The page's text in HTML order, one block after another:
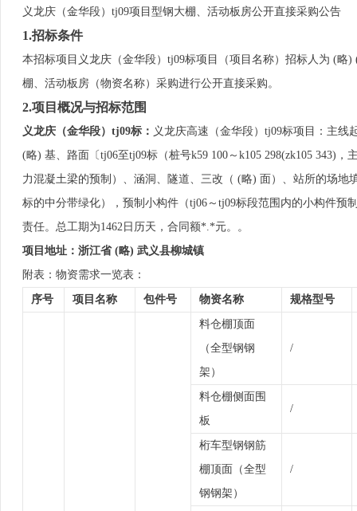
义龙庆（金华段）tj09项目型钢大棚、活动板房公开直接采购公告
1.招标条件
本招标项目义龙庆（金华段）tj09标项目（项目名称）招标人为 (
棚、活动板房（物资名称）采购进行公开直接采购。
2.项目概况与招标范围
义龙庆（金华段）tj09标 ： 义龙庆高速（金华段）tj09标项目：主线
(略) 基、路面〔tj06至tj09标（桩号k59 100～k105 298(zk105 343)
力混凝土梁的预制）、涵洞、隧道、三改（ (略) 面）、站所的场
标的中分带绿化），预制小构件（tj06～tj09标段范围内的小构件
责任。总工期为1462日历天，合同额*.*元。。
项目地址 ： 浙江省(略) 武义县柳城镇
附表：物资需求一览表：
序号 项目名称 包件号 物资名称 规格型号
料仓棚顶面
（全型钢钢
架）
/
料仓棚侧面围
板
/
桁车型钢钢筋
棚顶面（全型
钢钢架）
/